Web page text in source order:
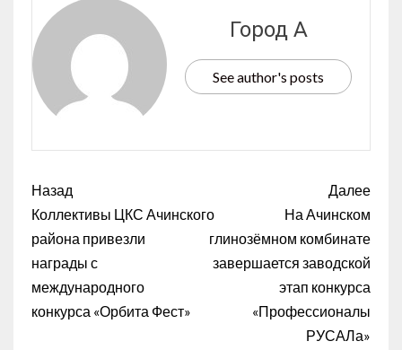
Город А
See author's posts
Назад
Коллективы ЦКС Ачинского
района привезли
награды с
международного
конкурса «Орбита Фест»
Далее
На Ачинском
глинозёмном комбинате
завершается заводской
этап конкурса
«Профессионалы
РУСАЛа»